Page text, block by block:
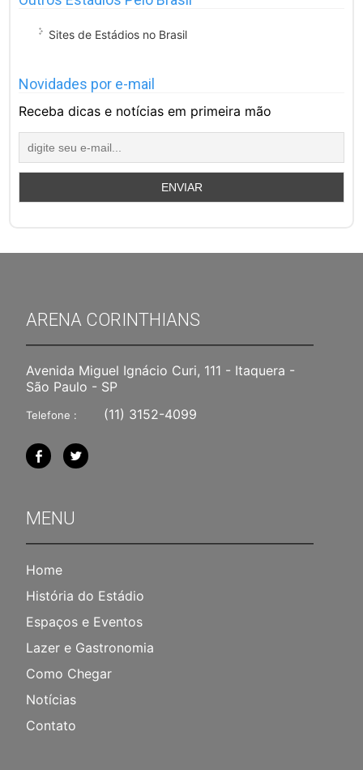
Sites de Estádios no Brasil
Novidades por e-mail
Receba dicas e notícias em primeira mão
ARENA CORINTHIANS
Avenida Miguel Ignácio Curi, 111 - Itaquera -
São Paulo - SP
Telefone : (11) 3152-4099
MENU
Home
História do Estádio
Espaços e Eventos
Lazer e Gastronomia
Como Chegar
Notícias
Contato